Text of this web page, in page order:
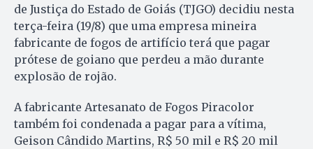
de Justiça do Estado de Goiás (TJGO) decidiu nesta
terça-feira (19/8) que uma empresa mineira
fabricante de fogos de artifício terá que pagar
prótese de goiano que perdeu a mão durante
explosão de rojão.
A fabricante Artesanato de Fogos Piracolor
também foi condenada a pagar para a vítima,
Geison Cândido Martins, R$ 50 mil e R$ 20 mil